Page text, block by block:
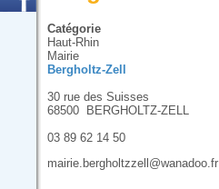
Catégorie
Haut-Rhin
Mairie
Bergholtz-Zell
30 rue des Suisses
68500
BERGHOLTZ-ZELL
03 89 62 14 50
mairie.bergholtzzell@wanadoo.fr